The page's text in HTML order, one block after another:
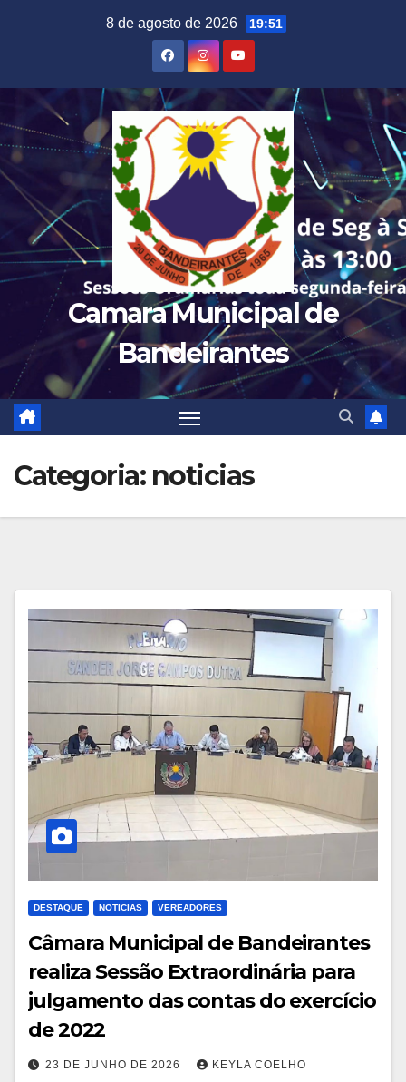
8 de agosto de 2026 19:51
Camara Municipal de
Bandeirantes
Categoria: noticias
DESTAQUE NOTICIAS VEREADORES
Câmara Municipal de Bandeirantes
realiza Sessão Extraordinária para
julgamento das contas do exercício
de 2022
23 DE JUNHO DE 2026 KEYLA COELHO